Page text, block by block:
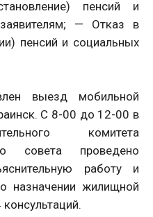
пенсий и
— Отказ в
пенсий и социальных
выезд мобильной
С 8-00 до 12-00 в
комитета
совета проведено
работу и
назначении жилищной